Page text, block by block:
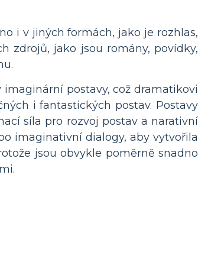
i v jiných formách, jako je rozhlas,
zdrojů, jako jsou romány, povídky,
postavy, což dramatikovi
i fantastických postav. Postavy
síla pro rozvoj postav a narativní
imaginativní dialogy, aby vytvořila
jsou obvykle poměrně snadno